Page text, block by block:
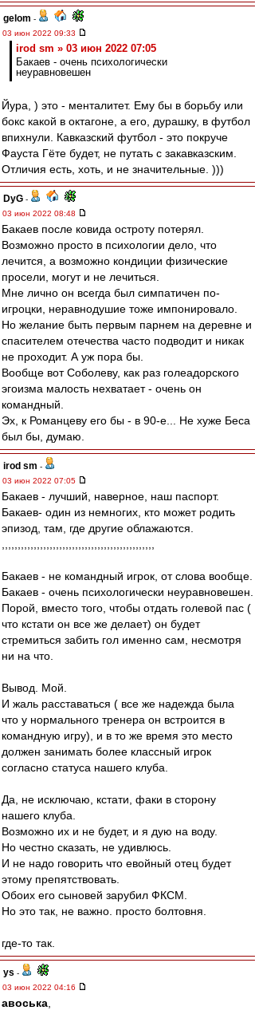
gelom -
03 июн 2022 09:33
irod sm » 03 июн 2022 07:05
Бакаев - очень психологически
неуравновешен
Йура, ) это - менталитет. Ему бы в борьбу или
бокс какой в октагоне, а его, дурашку, в футбол
впихнули. Кавказский футбол - это покруче
Фауста Гёте будет, не путать с закавказским.
Отличия есть, хоть, и не значительные. )))
DyG -
03 июн 2022 08:48
Бакаев после ковида остроту потерял.
Возможно просто в психологии дело, что
лечится, а возможно кондиции физические
просели, могут и не лечиться.
Мне лично он всегда был симпатичен по-
игроцки, неравнодушие тоже импонировало.
Но желание быть первым парнем на деревне и
спасителем отечества часто подводит и никак
не проходит. А уж пора бы.
Вообще вот Соболеву, как раз голеадорского
эгоизма малость нехватает - очень он
командный.
Эх, к Романцеву его бы - в 90-е... Не хуже Беса
был бы, думаю.
irod sm -
03 июн 2022 07:05
Бакаев - лучший, наверное, наш паспорт.
Бакаев- один из немногих, кто может родить
эпизод, там, где другие облажаются.
Бакаев - не командный игрок, от слова вообще.
Бакаев - очень психологически неуравновешен.
Порой, вместо того, чтобы отдать голевой пас (
что кстати он все же делает) он будет
стремиться забить гол именно сам, несмотря
ни на что.
Вывод. Мой.
И жаль расставаться ( все же надежда была
что у нормального тренера он встроится в
командную игру), и в то же время это место
должен занимать более классный игрок
согласно статуса нашего клуба.
Да, не исключаю, кстати, факи в сторону
нашего клуба.
Возможно их и не будет, и я дую на воду.
Но честно сказать, не удивлюсь.
И не надо говорить что евойный отец будет
этому препятствовать.
Обоих его сыновей зарубил ФКСМ.
Но это так, не важно. просто болтовня.
где-то так.
ys -
03 июн 2022 04:16
авоська